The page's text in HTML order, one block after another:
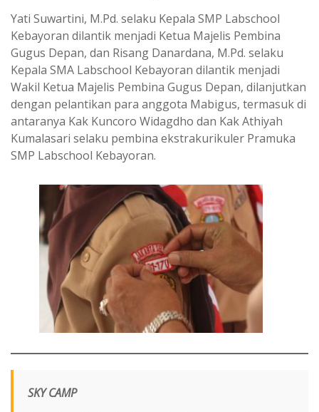
Yati Suwartini, M.Pd. selaku Kepala SMP Labschool
Kebayoran dilantik menjadi Ketua Majelis Pembina
Gugus Depan, dan Risang Danardana, M.Pd. selaku
Kepala SMA Labschool Kebayoran dilantik menjadi
Wakil Ketua Majelis Pembina Gugus Depan, dilanjutkan
dengan pelantikan para anggota Mabigus, termasuk di
antaranya Kak Kuncoro Widagdho dan Kak Athiyah
Kumalasari selaku pembina ekstrakurikuler Pramuka
SMP Labschool Kebayoran.
SKY CAMP